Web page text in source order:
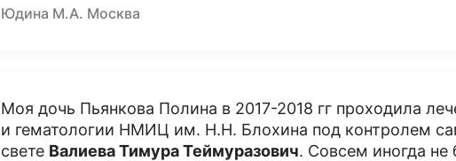
Юдина М.А. Москва
Моя дочь Пьянкова Полина в 2017-2018 гг проходила
и гематологии НМИЦ им. Н.Н. Блохина под контролем
свете Валиева Тимура Теймуразович. Совсем иногда не